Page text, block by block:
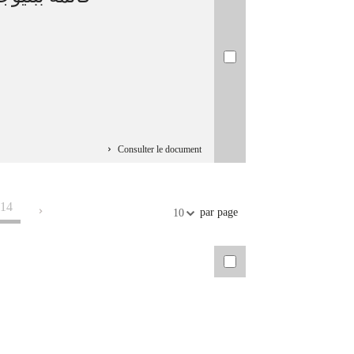
Consulter le document
14 10 par page